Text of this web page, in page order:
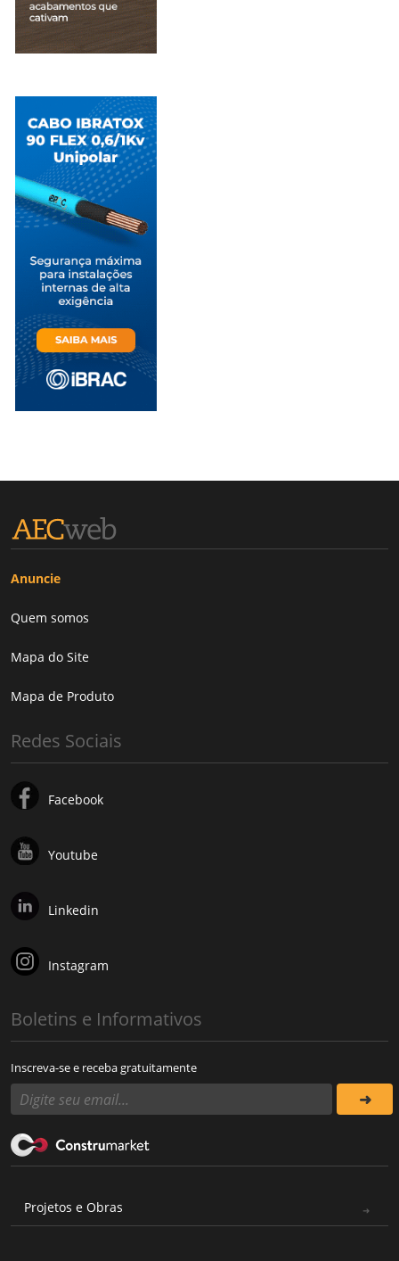
Anuncie
Quem somos
Mapa do Site
Mapa de Produto
Redes Sociais
Facebook
Youtube
Linkedin
Instagram
Boletins e Informativos
Inscreva-se e receba gratuitamente
Projetos e Obras